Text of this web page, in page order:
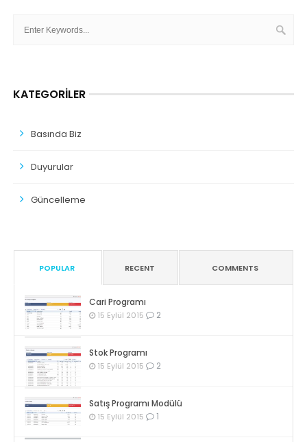
KATEGORILER
Basında Biz
Duyurular
Güncelleme
POPULAR RECENT COMMENTS
Cari Programı
15 Eylül 2015 2
Stok Programı
15 Eylül 2015 2
Satış Programı Modülü
15 Eylül 2015 1